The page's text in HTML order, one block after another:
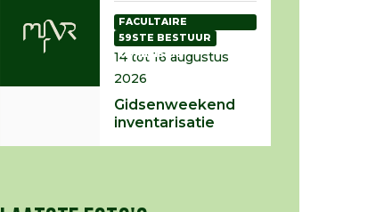
Gidsenweekend
inventarisatie
14 tot 16 augustus
2026
FACULTAIRE
INTRODUCTIE
COMMISSIE
59STE BESTUUR